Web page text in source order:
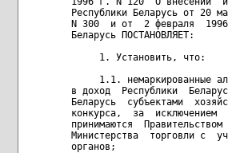
Республики Беларусь от 20
N 300  и от  2 февраля
Беларусь ПОСТАНОВЛЯЕТ:
     1. Установить, что:
1.1. немаркированные
в доход  Республики
Беларусь  субъектами
конкурса,  за  исключением
принимаются
Министерства  торговли с
органов;